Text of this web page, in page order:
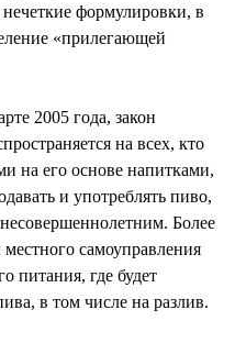
формулировки, в
«прилегающей
2005 года, закон
на всех, кто
на его основе напитками,
и употреблять пиво,
Более
самоуправления
питания, где будет
в том числе на разлив.